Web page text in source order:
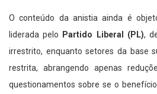
O conteúdo da anistia ainda é
liderada pelo
Partido Liberal (PL),
irrestrito, enquanto setores da base
restrita, abrangendo apenas
questionamentos sobre se o